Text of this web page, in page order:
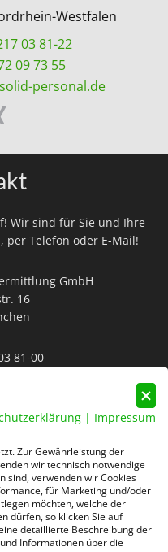
Westfalen
03 81-22
09 73 55
personal.de
Wir sind für Sie und Ihre
per Telefon oder E-Mail!
GmbH
16
81-00
Impressum
Rezensionen
| Impressum
Zur Gewährleistung der
wir technisch notwendige
sind, verwenden wir Cookies
für Marketing und/oder
möchten, welche der
dürfen, so klicken Sie auf
detaillierte Beschreibung der
Informationen über die